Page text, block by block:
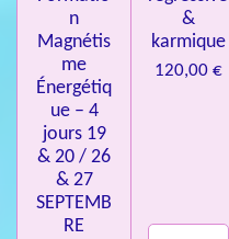
n
Magnétis
me
Énergétiq
ue – 4
jours 19
& 20 / 26
& 27
SEPTEMB
RE
&
karmique
120,00 €